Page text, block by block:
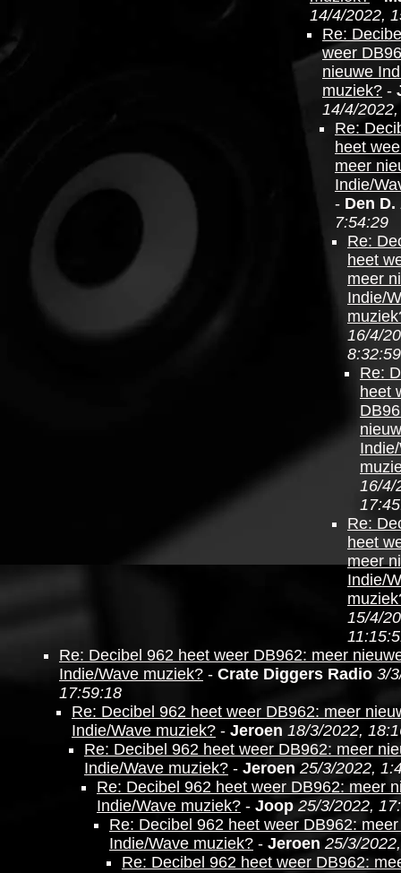
14/4/2022,
Re:
weer
nieuwe
muziek? -
14/4/
Re:
heet
meer
Indie/
- Den D.
7:54:29
Re:
heet
meer
Indie/
16/4/
8:32:59
Re:
heet
16/4/
Re:
heet
meer
Indie/
15/4/
Re: Decibel 962 heet weer DB962: meer
Indie/Wave muziek? - Crate Diggers Radio 3/
17:59:18
Re: Decibel 962 heet weer DB962: meer
Indie/Wave muziek? - Jeroen 18/3/2022,
Re: Decibel 962 heet weer DB962: meer
Indie/Wave muziek? - Jeroen 25/3/2022,
Re: Decibel 962 heet weer DB962: meer
Indie/Wave muziek? - Joop 25/3/2022,
Re: Decibel 962 heet weer DB962:
Indie/Wave muziek? - Jeroen 25/3/
Re: Decibel 962 heet weer DB962: